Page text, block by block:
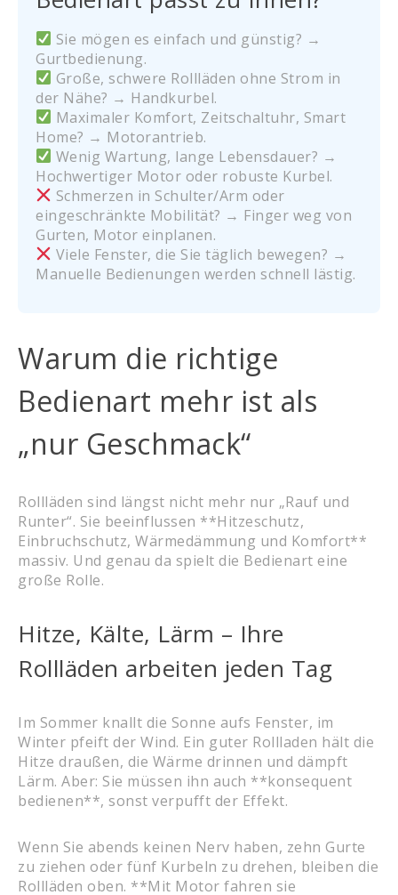
Sie mögen es einfach und günstig? →
Gurtbedienung.
Große, schwere Rollläden ohne Strom in
der Nähe? → Handkurbel.
Maximaler Komfort, Zeitschaltuhr, Smart
Home? → Motorantrieb.
Wenig Wartung, lange Lebensdauer? →
Hochwertiger Motor oder robuste Kurbel.
Schmerzen in Schulter/Arm oder
eingeschränkte Mobilität? → Finger weg von
Gurten, Motor einplanen.
Viele Fenster, die Sie täglich bewegen? →
Manuelle Bedienungen werden schnell lästig.
Warum die richtige
Bedienart mehr ist als
„nur Geschmack“
Rollläden sind längst nicht mehr nur „Rauf und
Runter“. Sie beeinflussen **Hitzeschutz,
Einbruchschutz, Wärmedämmung und Komfort**
massiv. Und genau da spielt die Bedienart eine
große Rolle.
Hitze, Kälte, Lärm – Ihre
Rollläden arbeiten jeden Tag
Im Sommer knallt die Sonne aufs Fenster, im
Winter pfeift der Wind. Ein guter Rollladen hält die
Hitze draußen, die Wärme drinnen und dämpft
Lärm. Aber: Sie müssen ihn auch **konsequent
bedienen**, sonst verpufft der Effekt.
Wenn Sie abends keinen Nerv haben, zehn Gurte
zu ziehen oder fünf Kurbeln zu drehen, bleiben die
Rollläden oben. **Mit Motor fahren sie